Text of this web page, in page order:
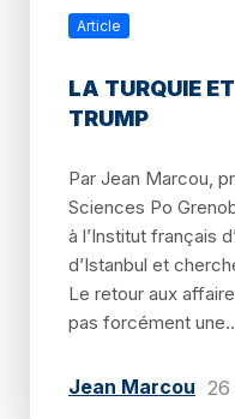
Article
LA TURQUIE
TRUMP
Par Jean Marcou,
Sciences Po
à l’Institut français
d’Istanbul et
Le retour aux
pas forcément
Jean Marcou